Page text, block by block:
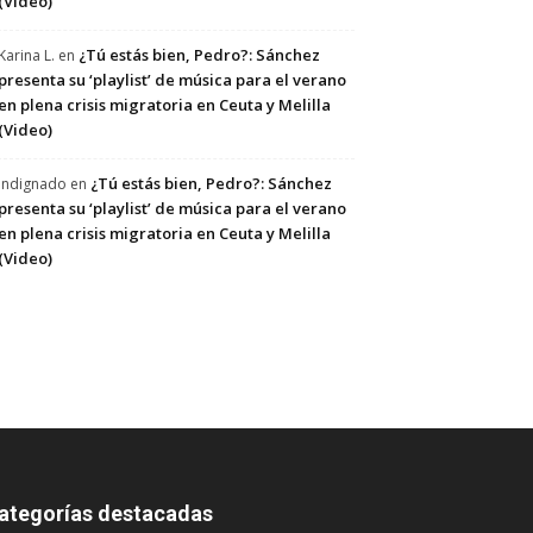
L. en ¿Tú estás bien, Pedro?: Sánchez
su ‘playlist’ de música para el verano
plena crisis migratoria en Ceuta y Melilla
en ¿Tú estás bien, Pedro?: Sánchez
su ‘playlist’ de música para el verano
plena crisis migratoria en Ceuta y Melilla
destacadas